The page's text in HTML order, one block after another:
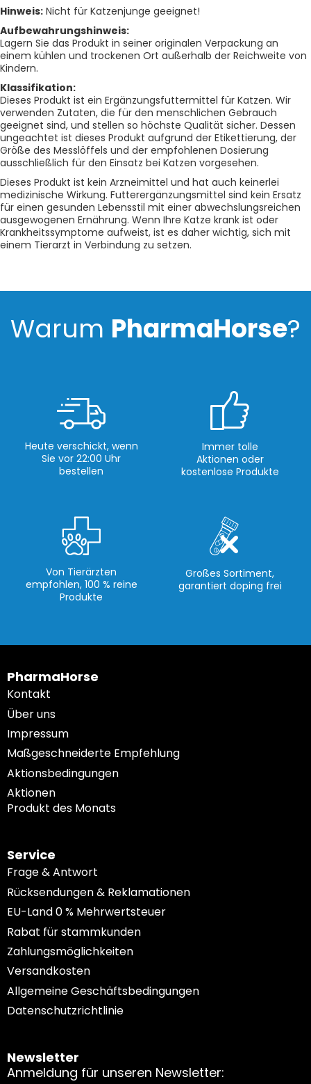
Hinweis: Nicht für Katzenjunge geeignet!
Aufbewahrungshinweis:
Lagern Sie das Produkt in seiner originalen Verpackung an
einem kühlen und trockenen Ort außerhalb der Reichweite von
Kindern.
Klassifikation:
Dieses Produkt ist ein Ergänzungsfuttermittel für Katzen. Wir
verwenden Zutaten, die für den menschlichen Gebrauch
geeignet sind, und stellen so höchste Qualität sicher. Dessen
ungeachtet ist dieses Produkt aufgrund der Etikettierung, der
Größe des Messlöffels und der empfohlenen Dosierung
ausschließlich für den Einsatz bei Katzen vorgesehen.
Dieses Produkt ist kein Arzneimittel und hat auch keinerlei
medizinische Wirkung. Futterergänzungsmittel sind kein Ersatz
für einen gesunden Lebensstil mit einer abwechslungsreichen
ausgewogenen Ernährung. Wenn Ihre Katze krank ist oder
Krankheitssymptome aufweist, ist es daher wichtig, sich mit
einem Tierarzt in Verbindung zu setzen.
Warum PharmaHorse?
Heute verschickt, wenn
Sie vor 22:00 Uhr
bestellen
Immer tolle
Aktionen oder
kostenlose Produkte
Von Tierärzten
empfohlen, 100 % reine
Produkte
Großes Sortiment,
garantiert doping frei
PharmaHorse
Kontakt
Über uns
Impressum
Maßgeschneiderte Empfehlung
Aktionsbedingungen
Aktionen
Produkt des Monats
Service
Frage & Antwort
Rücksendungen & Reklamationen
EU-Land 0 % Mehrwertsteuer
Rabat für stammkunden
Zahlungsmöglichkeiten
Versandkosten
Allgemeine Geschäftsbedingungen
Datenschutzrichtlinie
Newsletter
Anmeldung für unseren Newsletter: